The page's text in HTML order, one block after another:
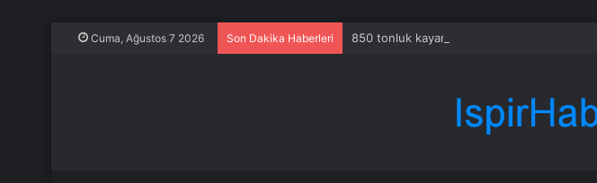
Cuma, Ağustos 7 2026 Son Dakika Haberleri 850 tonluk kayanın altına üç odalı ev inşa etti